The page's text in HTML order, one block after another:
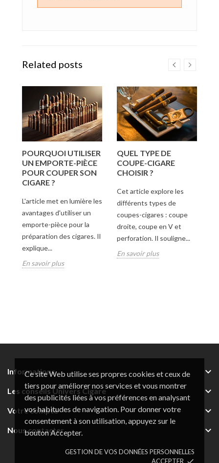
Ce site Web utilise ses propres cookies et ceux de
tiers pour améliorer nos services et vous montrer
des publicités liées à vos préférences en analysant
vos habitudes de navigation. Pour donner votre
consentement à son utilisation, appuyez sur le
bouton Accepter.
GESTION DE VOS DONNÉES PERSONNELLES
ACCEPTER done
Related posts
POURQUOI UTILISER
UN EMPORTE-PIÈCE
POUR COUPER SON
CIGARE ?
L'article met en lumière les
avantages d'utiliser un
emporte-pièce pour la
préparation des cigares. Il
explique...
En savoir plus
QUEL TYPE DE
COUPE-CIGARE
CHOISIR ?
Cet article explore les
différents types de
coupes-cigares : coupe
droite, coupe en V et
perforation. Il souligne...
En savoir plus
Informations 
Les conseils Univers Cigare 
Votre compte 
Nous contacter 